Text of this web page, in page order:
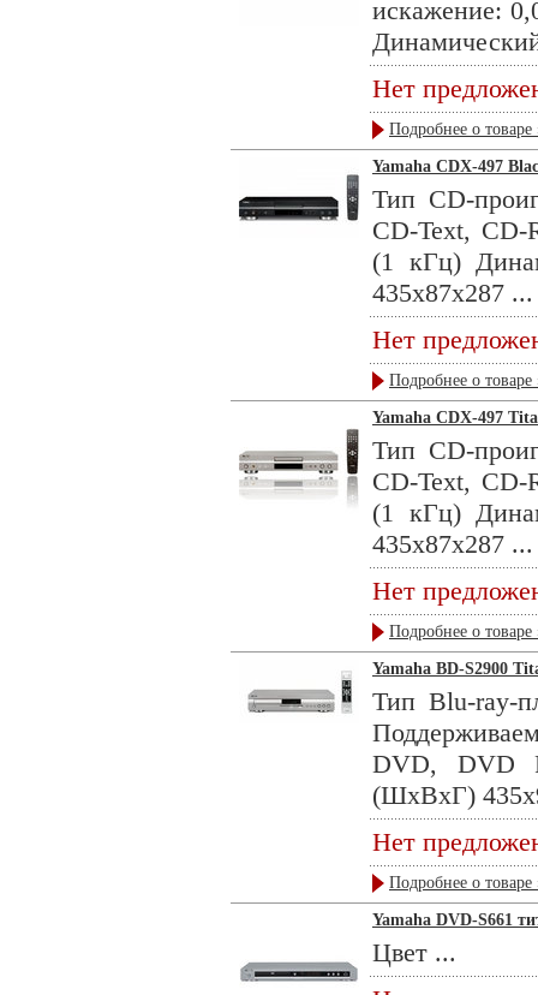
искажение:
Нет
Подробнее о товаре
Yamaha CDX-497
Тип CD-
CD-Text,
(1 кГц)
435x87x287 ...
Нет
Подробнее о товаре
Yamaha CDX-497
Тип CD-
CD-Text,
(1 кГц)
435x87x287 ...
Нет
Подробнее о товаре
Yamaha BD-S2900
Тип Blu-ray-
DVD, DVD
(ШxВxГ)
Нет
Подробнее о товаре
Yamaha DVD-S661
Цвет ...